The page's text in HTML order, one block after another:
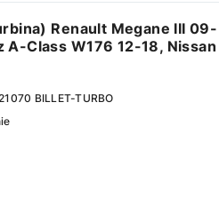
Renault Megane III 09-
Class W176 12-18, Nissan
BILLET-TURBO